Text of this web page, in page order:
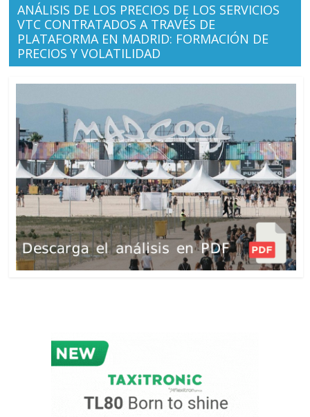
ANÁLISIS DE LOS PRECIOS DE LOS SERVICIOS
VTC CONTRATADOS A TRAVÉS DE
PLATAFORMA EN MADRID: FORMACIÓN DE
PRECIOS Y VOLATILIDAD